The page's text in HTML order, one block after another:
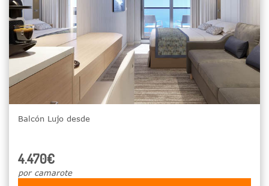
Balcón Lujo desde
4.470€
por camarote